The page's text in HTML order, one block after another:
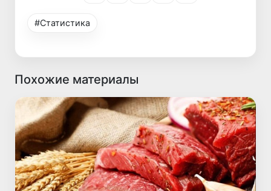
#Статистика
Похожие материалы